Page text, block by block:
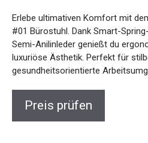
Erlebe ultimativen Komfort mit
#01 Bürostuhl. Dank Smart-
Semi-Anilinleder genießt du
luxuriöse Ästhetik. Perfekt für
gesundheitsorientierte
Preis prüfen